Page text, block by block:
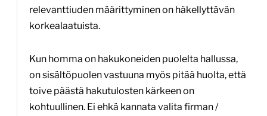
relevanttiuden määrittyminen on häkellyttävän
korkealaatuista.
Kun homma on hakukoneiden puolelta hallussa,
on sisältöpuolen vastuuna myös pitää huolta, että
toive päästä hakutulosten kärkeen on
kohtuullinen. Ei ehkä kannata valita firman /